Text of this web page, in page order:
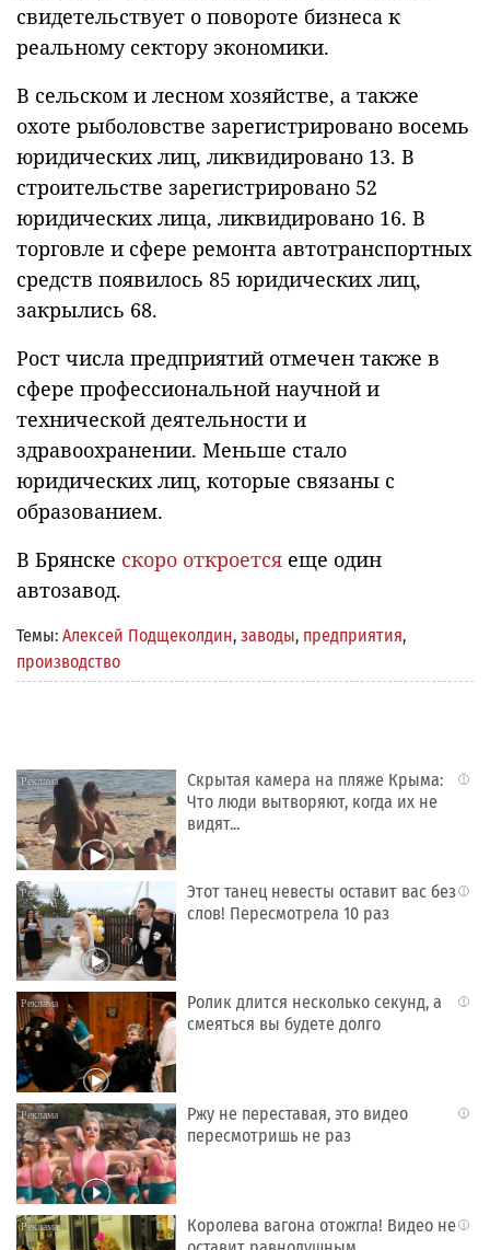
свидетельствует о повороте бизнеса к
реальному сектору экономики.
В сельском и лесном хозяйстве, а также
охоте рыболовстве зарегистрировано восемь
юридических лиц, ликвидировано 13. В
строительстве зарегистрировано 52
юридических лица, ликвидировано 16. В
торговле и сфере ремонта автотранспортных
средств появилось 85 юридических лиц,
закрылись 68.
Рост числа предприятий отмечен также в
сфере профессиональной научной и
технической деятельности и
здравоохранении. Меньше стало
юридических лиц, которые связаны с
образованием.
В Брянске скоро откроется еще один
автозавод.
Темы: Алексей Подщеколдин, заводы, предприятия,
производство
i
Скрытая камера на пляже Крыма:
Что люди вытворяют, когда их не
видят...
i
Этот танец невесты оставит вас без
слов! Пересмотрела 10 раз
i
Ролик длится несколько секунд, а
смеяться вы будете долго
i
Ржу не переставая, это видео
пересмотришь не раз
i
Королева вагона отожгла! Видео не